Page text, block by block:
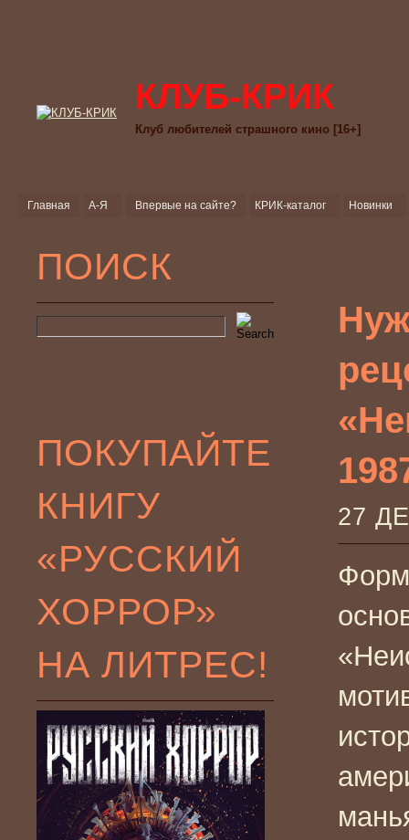
КЛУБ-КРИК
Клуб любителей страшного кино [16+]
Главная А-Я Впервые на сайте? КРИК-каталог Новинки
ПОИСК
ПОКУПАЙТЕ
КНИГУ
«РУССКИЙ
ХОРРОР»
НА ЛИТРЕС!
27